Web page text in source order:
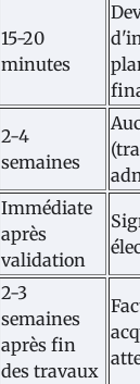
15-20
minutes
2-4
semaines
Immédiate
après
validation
2-3
semaines
après fin
des travaux